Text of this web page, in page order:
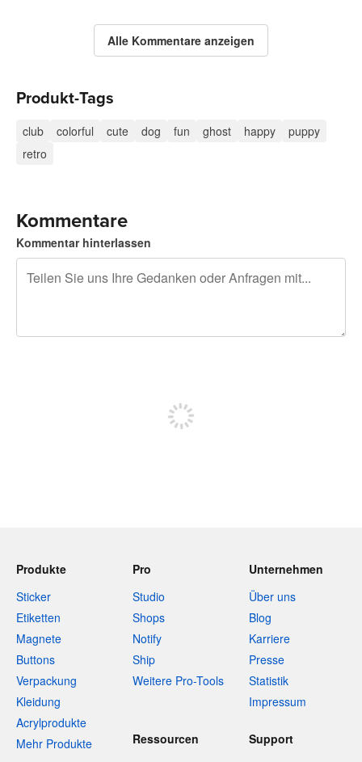
Alle Kommentare anzeigen
Produkt-Tags
club colorful cute dog fun ghost happy
puppy
retro
Kommentare
Kommentar hinterlassen
Produkte
Sticker
Etiketten
Magnete
Buttons
Verpackung
Kleidung
Acrylprodukte
Mehr Produkte
Pro
Studio
Shops
Notify
Ship
Weitere Pro-Tools
Unternehmen
Über uns
Blog
Karriere
Presse
Statistik
Impressum
Ressourcen
Support